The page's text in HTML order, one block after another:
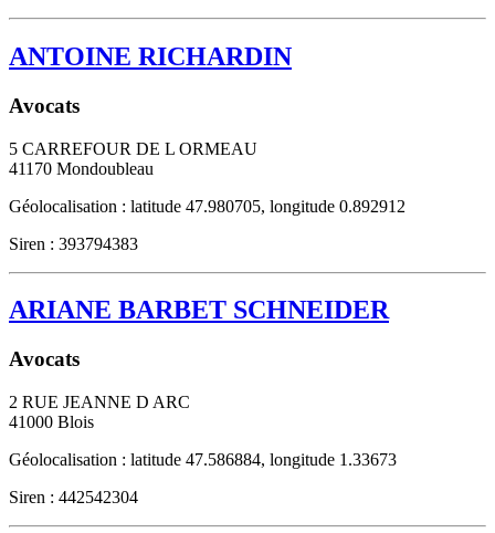
ANTOINE RICHARDIN
Avocats
5 CARREFOUR DE L ORMEAU
41170 Mondoubleau
Géolocalisation : latitude 47.980705, longitude 0.892912
Siren : 393794383
ARIANE BARBET SCHNEIDER
Avocats
2 RUE JEANNE D ARC
41000 Blois
Géolocalisation : latitude 47.586884, longitude 1.33673
Siren : 442542304